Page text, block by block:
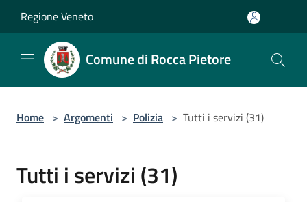
Regione Veneto
Comune di Rocca Pietore
Home > Argomenti > Polizia > Tutti i servizi (31)
Tutti i servizi (31)